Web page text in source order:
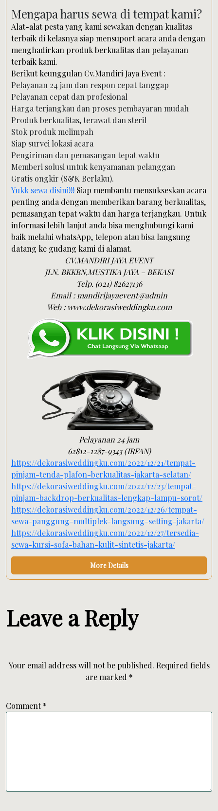
Mengapa harus sewa di tempat kami?
Alat-alat pesta yang kami sewakan dengan kualitas
terbaik di kelasnya siap mensuport acara anda dengan
menghadirkan produk berkualitas dan pelayanan
terbaik kami.
Berikut keunggulan Cv.Mandiri Jaya Event :
Pelayanan 24 jam dan respon cepat tanggap
Pelayanan cepat dan profesional
Harga terjangkau dan proses pembayaran mudah
Produk berkualitas, terawat dan steril
Stok produk melimpah
Siap survei lokasi acara
Pengiriman dan pemasangan tepat waktu
Memberi solusi untuk kenyamanan pelanggan
Gratis ongkir (S&K Berlaku).
Yukk sewa disini!!! Siap membantu mensukseskan acara
penting anda dengan memberikan barang berkualitas,
pemasangan tepat waktu dan harga terjangkau. Untuk
informasi lebih lanjut anda bisa menghubungi kami
baik melalui whatsApp, telepon atau bisa langsung
datang ke gudang kami di alamat.
CV.MANDIRI JAYA EVENT
JLN. BKKBN,MUSTIKA JAYA – BEKASI
Telp. (021) 82627136
Email : mandirijayaevent@admin
Web : www.dekorasiweddingku.com
Pelayanan 24 jam
62812-1287-9343 (IRFAN)
https://dekorasiweddingku.com/2022/12/21/tempat-
pinjam-tenda-plafon-berkualitas-jakarta-selatan/
https://dekorasiweddingku.com/2022/12/23/tempat-
pinjam-backdrop-berkualitas-lengkap-lampu-sorot/
https://dekorasiweddingku.com/2022/12/26/tempat-
sewa-panggung-multiplek-langsung-setting-jakarta/
https://dekorasiweddingku.com/2022/12/27/tersedia-
sewa-kursi-sofa-bahan-kulit-sintetis-jakarta/
More Details
Leave a Reply
Your email address will not be published. Required fields
are marked *
Comment*